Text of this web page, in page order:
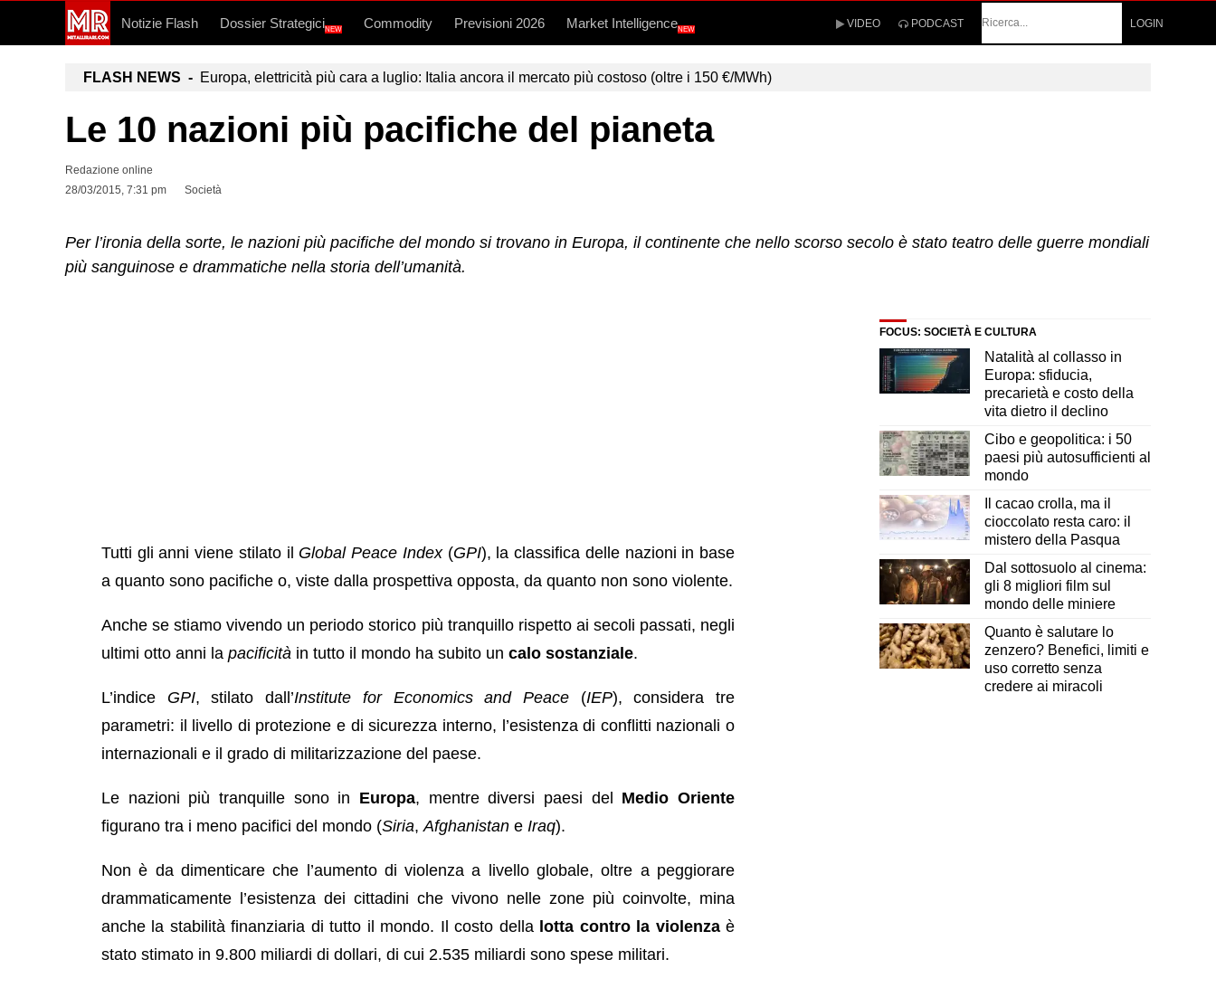
Notizie Flash Dossier StrategiciNEW Commodity Previsioni 2026 Market IntelligenceNEW VIDEO PODCAST
LOGIN
FLASH NEWS - Europa, elettricità più cara a luglio: Italia ancora il mercato più costoso (oltre i 150 €/MWh)
Le 10 nazioni più pacifiche del pianeta
Redazione online
28/03/2015, 7:31 pm
Società
Per l’ironia della sorte, le nazioni più pacifiche del mondo si trovano in Europa, il continente che nello scorso secolo è stato teatro delle guerre mondiali
più sanguinose e drammatiche nella storia dell’umanità.
Tutti gli anni viene stilato il Global Peace Index(GPI), la classifica delle nazioni in base
a quanto sono pacifiche o, viste dalla prospettiva opposta, da quanto non sono violente.
Anche se stiamo vivendo un periodo storico più tranquillo rispetto ai secoli passati, negli
ultimi otto anni la pacificità in tutto il mondo ha subito un calo sostanziale.
L’indice GPI, stilato dall’Institute for Economics and Peace(IEP), considera tre
parametri: il livello di protezione e di sicurezza interno, l’esistenza di conflitti nazionali o
internazionali e il grado di militarizzazione del paese.
Le nazioni più tranquille sono in Europa, mentre diversi paesi del Medio Oriente
figurano tra i meno pacifici del mondo (Siria, Afghanistan e Iraq).
Non è da dimenticare che l’aumento di violenza a livello globale, oltre a peggiorare
drammaticamente l’esistenza dei cittadini che vivono nelle zone più coinvolte, mina
anche la stabilità finanziaria di tutto il mondo. Il costo della lotta contro la violenzaè
stato stimato in 9.800 miliardi di dollari, di cui 2.535 miliardi sono spese militari.
FOCUS: SOCIETÀ E CULTURA
Natalità al collasso in
Europa: sfiducia,
precarietà e costo della
vita dietro il declino
Cibo e geopolitica: i 50
paesi più autosufficienti al
mondo
Il cacao crolla, ma il
cioccolato resta caro: il
mistero della Pasqua
Dal sottosuolo al cinema:
gli 8 migliori film sul
mondo delle miniere
Quanto è salutare lo
zenzero? Benefici, limiti e
uso corretto senza
credere ai miracoli